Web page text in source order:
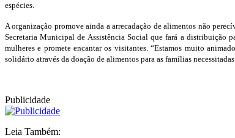
espécies.
A organização promove ainda a arrecadação de alimentos não
Secretaria Municipal de Assistência Social que fará a
mulheres e promete encantar os visitantes. “Estamos muito
solidário através da doação de alimentos para as famílias
Publicidade
Leia Também: